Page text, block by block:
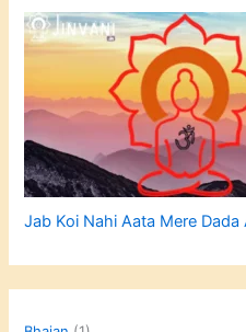
Jab Koi Nahi Aata Mere Dada